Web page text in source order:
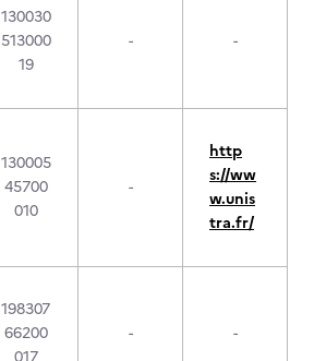
130030
513000
19
- -
130005
45700
010
-
http
s://ww
w.unis
tra.fr/
198307
66200
- -